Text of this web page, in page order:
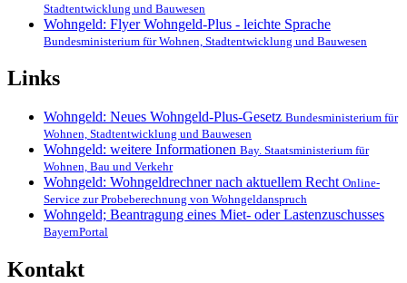
Stadtentwicklung und Bauwesen
Wohngeld: Flyer Wohngeld-Plus - leichte Sprache
Bundesministerium für Wohnen, Stadtentwicklung und Bauwesen
Links
Wohngeld: Neues Wohngeld-Plus-Gesetz Bundesministerium für
Wohnen, Stadtentwicklung und Bauwesen
Wohngeld: weitere Informationen Bay. Staatsministerium für
Wohnen, Bau und Verkehr
Wohngeld: Wohngeldrechner nach aktuellem Recht Online-
Service zur Probeberechnung von Wohngeldanspruch
Wohngeld; Beantragung eines Miet- oder Lastenzuschusses
BayernPortal
Kontakt